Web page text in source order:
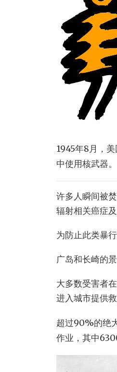
1945年8月，
中使用核武器。
许多人瞬间被
辐射相关癌症及
为防止此类暴
广岛和长崎的
大多数受害者
进入城市提供
超过90%的绝
作业，其中